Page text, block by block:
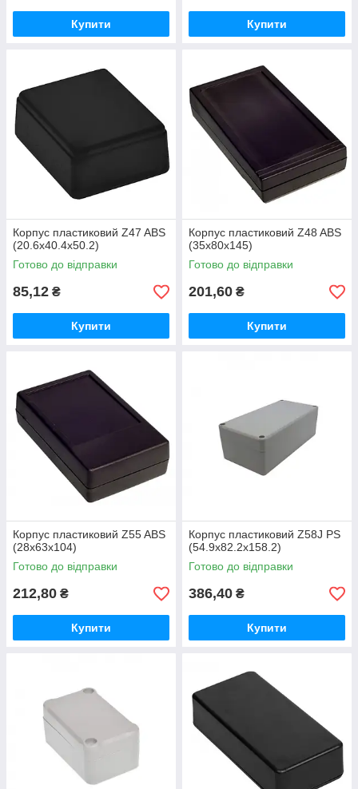
Купити Купити
Корпус пластиковий Z47 ABS
(20.6х40.4х50.2)
Готово до відправки
85,12 ₴
Купити
Корпус пластиковий Z48 ABS
(35х80х145)
Готово до відправки
201,60 ₴
Купити
Корпус пластиковий Z55 ABS
(28х63х104)
Готово до відправки
212,80 ₴
Купити
Корпус пластиковий Z58J PS
(54.9x82.2x158.2)
Готово до відправки
386,40 ₴
Купити